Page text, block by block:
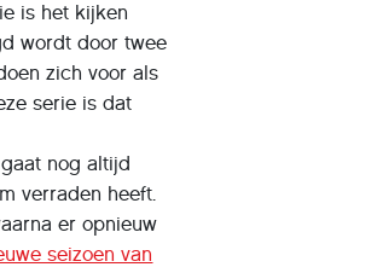
is het kijken
wordt door twee
zich voor als
serie is dat
nog altijd
verraden heeft.
er opnieuw
seizoen van